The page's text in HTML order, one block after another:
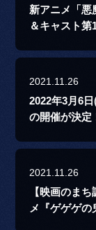
新アニメ「悪
＆キャスト第
2021.11.26
2022年3月6
の開催が決定
2021.11.26
【映画のま
メ『ゲゲゲの